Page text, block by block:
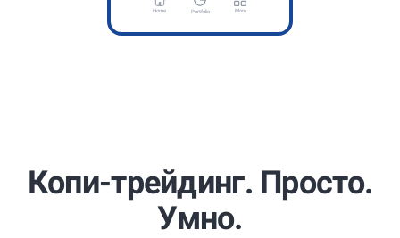
Home Portfolio More
Копи-трейдинг. Просто.
Умно.